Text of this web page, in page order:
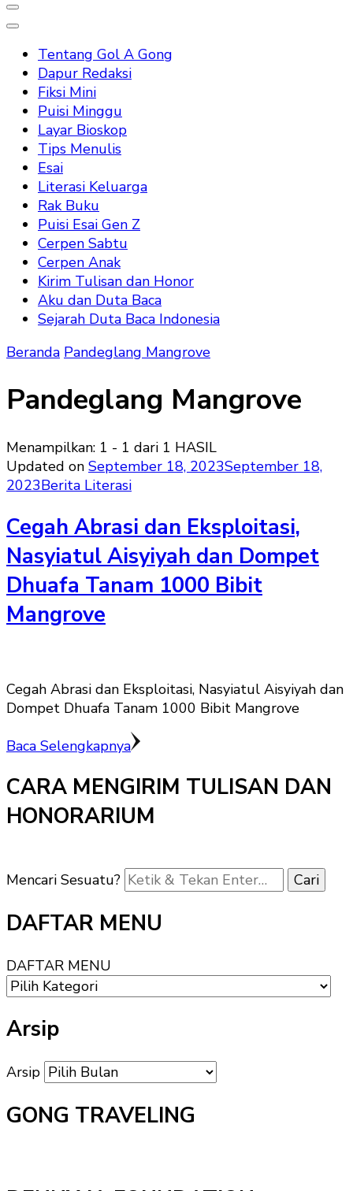
Tentang Gol A Gong
Dapur Redaksi
Fiksi Mini
Puisi Minggu
Layar Bioskop
Tips Menulis
Esai
Literasi Keluarga
Rak Buku
Puisi Esai Gen Z
Cerpen Sabtu
Cerpen Anak
Kirim Tulisan dan Honor
Aku dan Duta Baca
Sejarah Duta Baca Indonesia
Beranda Pandeglang Mangrove
Pandeglang Mangrove
Menampilkan: 1 - 1 dari 1 HASIL
Updated on September 18, 2023September 18,
2023Berita Literasi
Cegah Abrasi dan Eksploitasi,
Nasyiatul Aisyiyah dan Dompet
Dhuafa Tanam 1000 Bibit
Mangrove
Cegah Abrasi dan Eksploitasi, Nasyiatul Aisyiyah dan
Dompet Dhuafa Tanam 1000 Bibit Mangrove
Baca Selengkapnya
CARA MENGIRIM TULISAN DAN
HONORARIUM
Mencari Sesuatu?
DAFTAR MENU
DAFTAR MENU
Arsip
Arsip
GONG TRAVELING